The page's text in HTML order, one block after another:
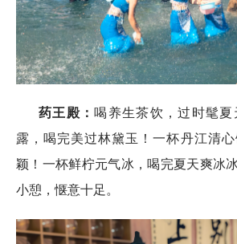
药王殿 ： 喝养生茶饮，过时髦
露，喝完美过林黛玉！一杯丹江清
颖！一杯鲜柠元气冰，喝完夏天爽冰
小憩，惬意十足。